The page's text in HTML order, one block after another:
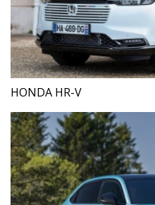
HONDA HR-V